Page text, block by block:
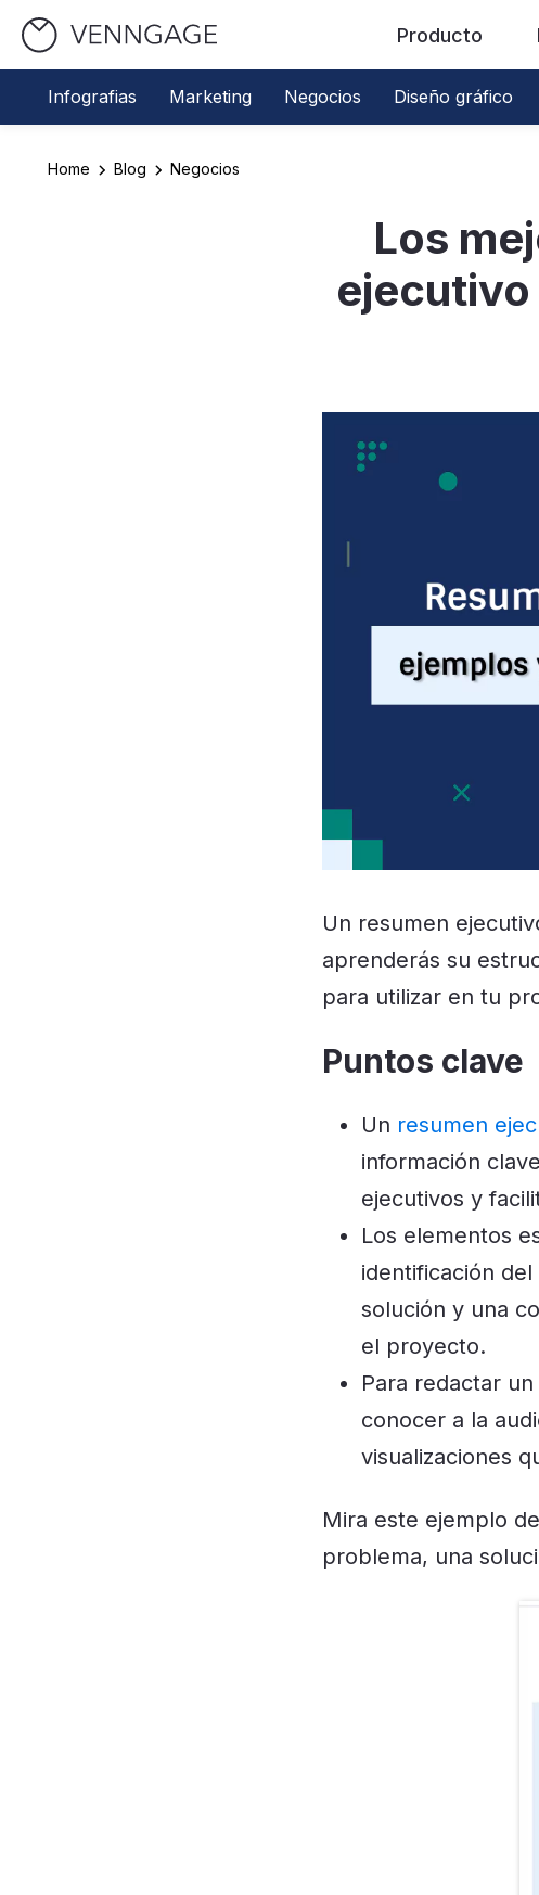
Producto
Infografias Marketing Negocios Diseño gráfico
Home Blog Negocios
Los
Un resumen
aprenderás su
para utilizar en tu
Puntos clave
Un resumen
información
ejecutivos y
Los elementos
identificación
solución y una
el proyecto.
Para redactar
conocer a la
visualizaciones
Mira este ejemplo
problema, una